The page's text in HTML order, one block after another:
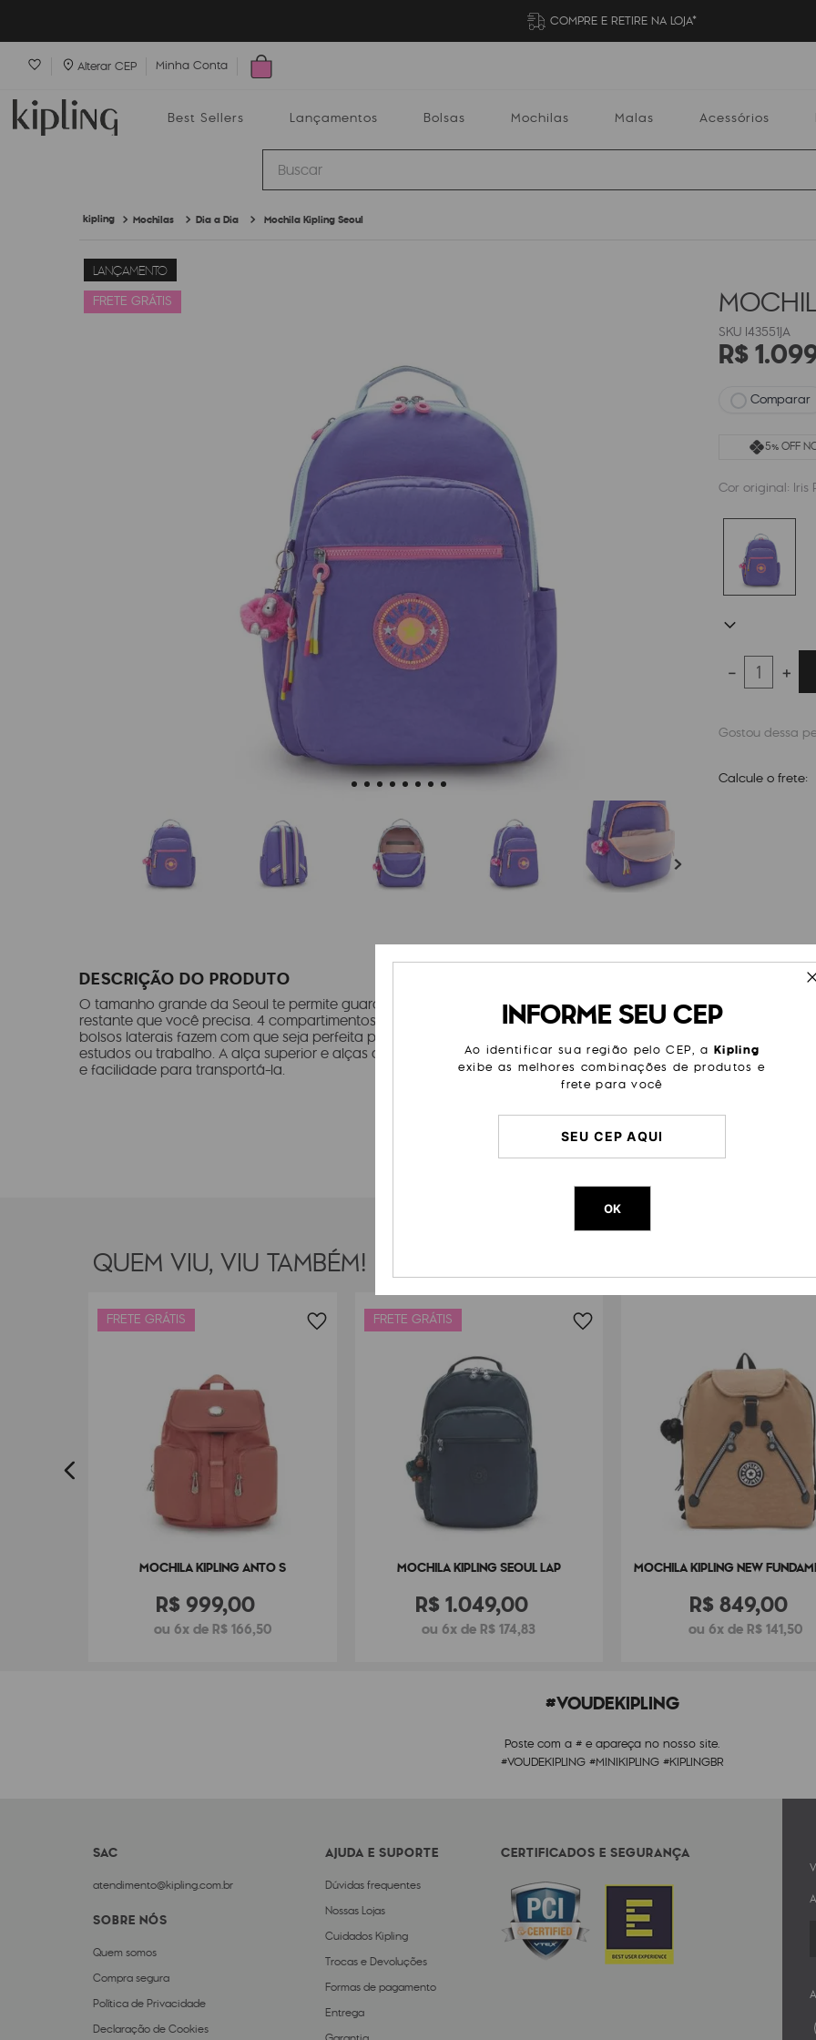
COMPRE E RETIRE NA LOJA*
Alterar CEP Minha Conta
Best Sellers Lançamentos Bolsas Mochilas Malas Acessórios
Buscar
Mochilas Dia a Dia Mochila Kipling Seoul
LANÇAMENTO
FRETE GRÁTIS
I43551JA
R$1.099
Comparar
5% OFF
Cor original: Iris
＋
－
Calcule o frete:
DESCRIÇÃO DO PRODUTO
O tamanho grande da Seoul te permite guardar não só um laptop, como todo o
restante que você precisa. 4 compartimentos principais, 3 zíperes frontais e 2
bolsos laterais fazem com que seja perfeita para levar todo o necessário para
estudos ou trabalho. A alça superior e alças de mochila também te dão conforto
e facilidade para transportá-la.
Tamanho
Cor
Modelo
Cor Original Iris
QUEM VIU, VIU TAMBÉM!
FRETE GRÁTIS
MOCHILA KIPLING ANTO S
R$ 999,00
ou 6x de R$ 166,50
FRETE GRÁTIS
MOCHILA KIPLING SEOUL LAP
R$ 1.049,00
ou 6x de R$ 174,83
MOCHILA KIPLING NEW
R$849,00
ou 6x de R$ 141,50
#VOUDEKIPLING
Poste com a # e apareça no nosso site.
#VOUDEKIPLING #MINIKIPLING #KIPLINGBR
SAC
atendimento@kipling.com.br
SOBRE NÓS
Quem somos
Compra segura
Política de Privacidade
Declaração de Cookies
AJUDA E SUPORTE
Dúvidas frequentes
Nossas Lojas
Cuidados Kipling
Trocas e Devoluções
Formas de pagamento
Entrega
CERTIFICADOS E SEGURANÇA
INFORME SEU CEP
Ao identificar sua região pelo CEP, a Kipling
exibe as melhores combinações de produtos e
frete para você
OK